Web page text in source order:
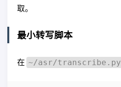
取。
最小转写脚本
在 ~/asr/transcribe.py